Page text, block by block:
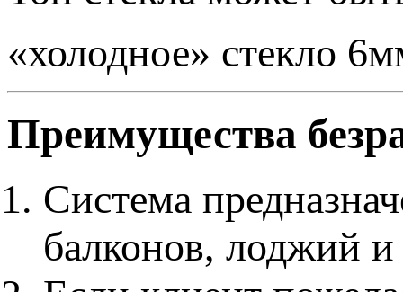
«холодное» стекло
Преимущества
Система
балконов, лоджий